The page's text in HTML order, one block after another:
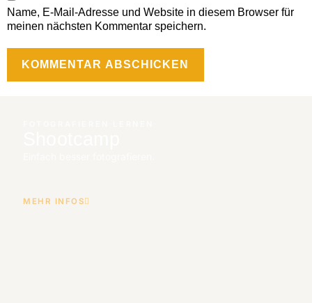
Name, E-Mail-Adresse und Website in diesem Browser für
meinen nächsten Kommentar speichern.
MEHR INFOS